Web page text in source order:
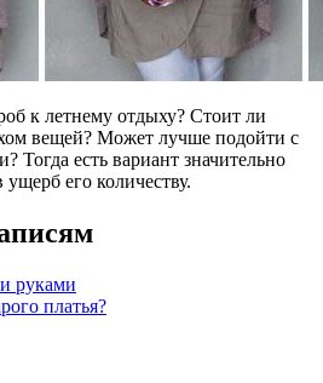
к летнему отдыху? Стоит ли
вещей? Может лучше подойти с
Тогда есть вариант значительно
его количеству.
руками
платья?